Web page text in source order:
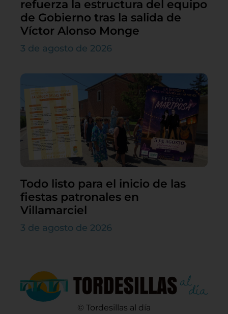
refuerza la estructura del equipo
de Gobierno tras la salida de
Víctor Alonso Monge
3 de agosto de 2026
Todo listo para el inicio de las
fiestas patronales en
Villamarciel
3 de agosto de 2026
© Tordesillas al día